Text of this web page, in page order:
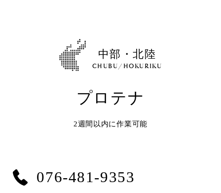
Compatibility
Contact
中部・北陸
CHUBU/HOKURIKU
プロテナ
2週間以内に作業可能
076-481-9353